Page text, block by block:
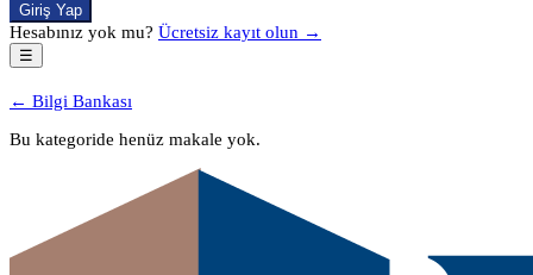
Giriş Yap
Hesabınız yok mu? Ücretsiz kayıt olun →
☰
← Bilgi Bankası
Bu kategoride henüz makale yok.